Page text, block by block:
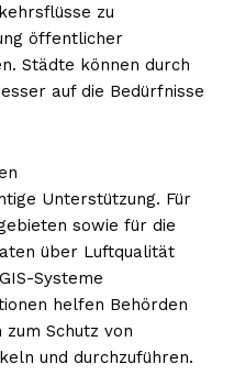
zu
öffentlicher
Städte können durch
auf die Bedürfnisse
Unterstützung. Für
sowie für die
über Luftqualität
Systeme
helfen Behörden
Schutz von
und durchzuführen.